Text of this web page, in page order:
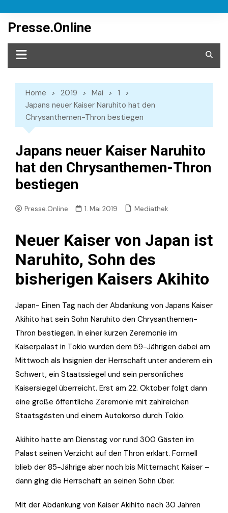
content
Presse.Online
Home 2019 Mai
1
Japans neuer Kaiser Naruhito hat den
Chrysanthemen-Thron bestiegen
Japans neuer Kaiser Naruhito
hat den Chrysanthemen-Thron
bestiegen
Presse.Online 1. Mai 2019 Mediathek
Neuer Kaiser von Japan ist
Naruhito, Sohn des
bisherigen Kaisers Akihito
Japan- Einen Tag nach der Abdankung von Japans Kaiser
Akihito hat sein Sohn Naruhito den Chrysanthemen-
Thron bestiegen. In einer kurzen Zeremonie im
Kaiserpalast in Tokio wurden dem 59-Jährigen dabei am
Mittwoch als Insignien der Herrschaft unter anderem ein
Schwert, ein Staatssiegel und sein persönliches
Kaisersiegel überreicht. Erst am 22. Oktober folgt dann
eine große öffentliche Zeremonie mit zahlreichen
Staatsgästen und einem Autokorso durch Tokio.
Akihito hatte am Dienstag vor rund 300 Gästen im
Palast seinen Verzicht auf den Thron erklärt. Formell
blieb der 85-Jährige aber noch bis Mitternacht Kaiser –
dann ging die Herrschaft an seinen Sohn über.
Mit der Abdankung von Kaiser Akihito nach 30 Jahren